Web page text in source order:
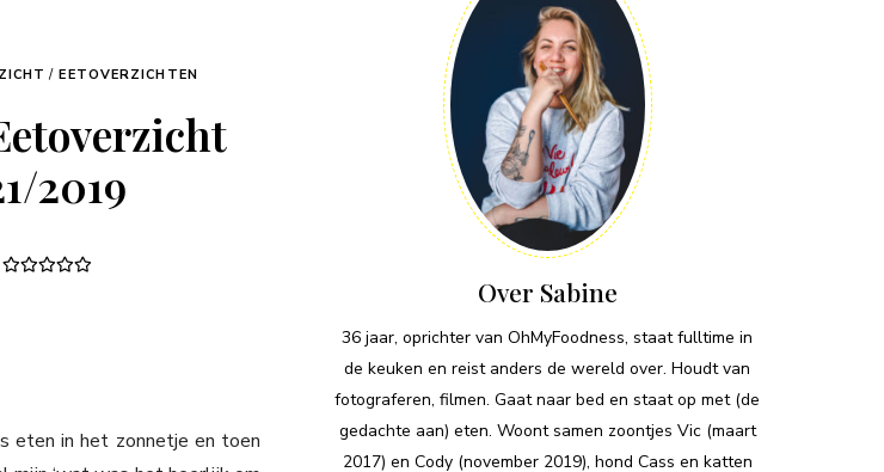
/ EETOVERZICHTEN
2019
eten in het zonnetje en toen
Over Sabine
36 jaar, oprichter van OhMyFoodness, staat fulltime in
de keuken en reist anders de wereld over. Houdt van
fotograferen, filmen. Gaat naar bed en staat op met (de
gedachte aan) eten. Woont samen zoontjes Vic (maart
2017) en Cody (november 2019), hond Cass en katten